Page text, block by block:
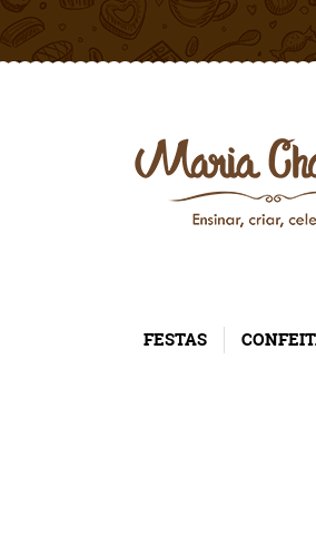
FESTAS